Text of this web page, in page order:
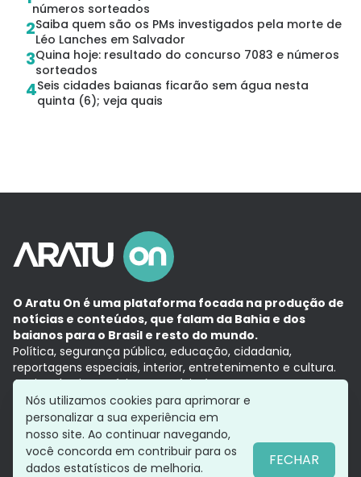
números sorteados
2Saiba quem são os PMs investigados pela morte de
Léo Lanches em Salvador
3Quina hoje: resultado do concurso 7083 e números
sorteados
4Seis cidades baianas ficarão sem água nesta
quinta (6); veja quais
O Aratu On é uma plataforma focada na produção de
notícias e conteúdos, que falam da Bahia e dos
baianos para o Brasil e resto do mundo.
Política, segurança pública, educação, cidadania,
reportagens especiais, interior, entretenimento e cultura.
Aqui, tudo vira notícia e a notícia é no tempo presente,
com a credibilidade do Grupo Aratu.
Grupo Aratu
Política de privacidade
Nós utilizamos cookies para aprimorar e
personalizar a sua experiência em
nosso site. Ao continuar navegando,
você concorda em contribuir para os
dados estatísticos de melhoria.
FECHAR